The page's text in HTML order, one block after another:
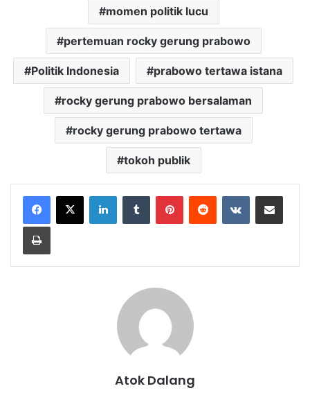
momen politik lucu
pertemuan rocky gerung prabowo
Politik Indonesia prabowo tertawa istana
rocky gerung prabowo bersalaman
rocky gerung prabowo tertawa
tokoh publik
LinkedInTumblr PinterestReddit VKontakteShare via Email
Print
Atok Dalang